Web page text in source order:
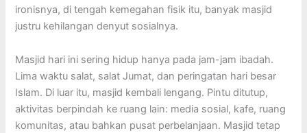
ironisnya, di tengah kemegahan fisik itu, banyak masjid
justru kehilangan denyut sosialnya.
Masjid hari ini sering hidup hanya pada jam-jam ibadah.
Lima waktu salat, salat Jumat, dan peringatan hari besar
Islam. Di luar itu, masjid kembali lengang. Pintu ditutup,
aktivitas berpindah ke ruang lain: media sosial, kafe, ruang
komunitas, atau bahkan pusat perbelanjaan. Masjid tetap